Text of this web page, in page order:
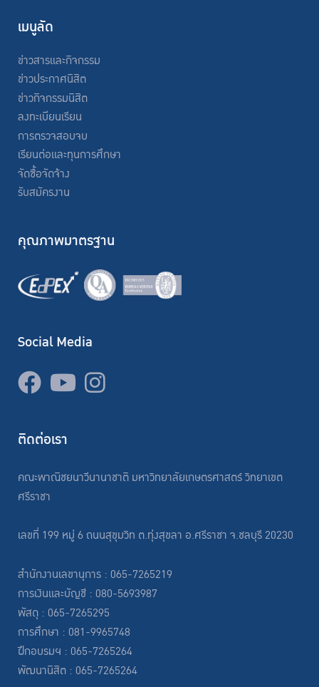
เมนูลัด
ข่าวสารและกิจกรรม
ข่าวประกาศนิสิต
ข่าวกิจกรรมนิสิต
ลงทะเบียนเรียน
การตรวจสอบจบ
เรียนต่อและทุนการศึกษา
จัดซื้อจัดจ้าง
รับสมัครงาน
คุณภาพมาตรฐาน
Social Media
ติดต่อเรา
คณะพาณิชยนาวีนานาชาติ มหาวิทยาลัยเกษตรศาสตร์ วิทยาเขต
ศรีราชา
เลขที่ 199 หมู่ 6 ถนนสุขุมวิท ต.ทุ่งสุขลา อ.ศรีราชา จ.ชลบุรี 20230
สำนักงานเลขานุการ : 065-7265219
การเงินและบัญชี : 080-5693987
พัสดุ : 065-7265295
การศึกษา : 081-9965748
ฝึกอบรมฯ : 065-7265264
พัฒนานิสิต : 065-7265264